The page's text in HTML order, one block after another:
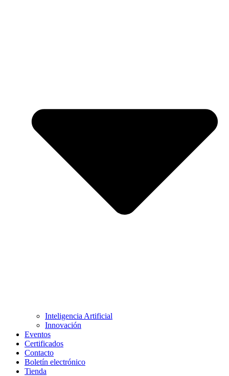
Inteligencia Artificial
Innovación
Eventos
Certificados
Contacto
Boletín electrónico
Tienda